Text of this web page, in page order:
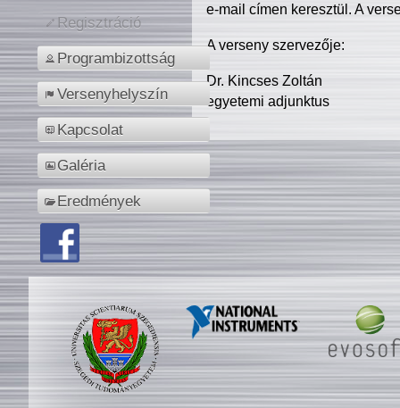
Regisztráció
Programbizottság
Versenyhelyszín
Kapcsolat
Galéria
Eredmények
e-mail címen keresztül. A
A verseny szervezője:
Dr. Kincses Zoltán
egyetemi adjunktus